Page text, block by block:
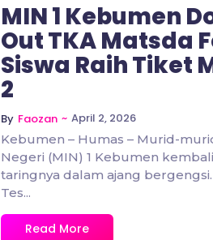
MIN 1 Kebumen
Out TKA Matsda
Siswa Raih Tiket
2
By Faozan ~ April 2, 2026
Kebumen – Humas – Murid-
Negeri (MIN) 1 Kebumen
taringnya dalam ajang
Tes...
Read More